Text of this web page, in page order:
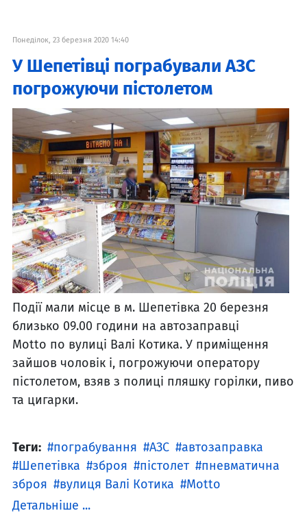
Понеділок, 23 березня 2020 14:40
У Шепетівці пограбували АЗС
погрожуючи пістолетом
Події мали місце в м. Шепетівка 20 березня
близько 09.00 години на автозаправці
Motto по вулиці Валі Котика. У приміщення
зайшов чоловік і, погрожуючи оператору
пістолетом, взяв з полиці пляшку горілки, пиво
та цигарки.
Теги: пограбування АЗС
автозаправка
Шепетівка
зброя пістолет
пневматична
зброя
вулиця Валі Котика
Motto
Детальніше ...